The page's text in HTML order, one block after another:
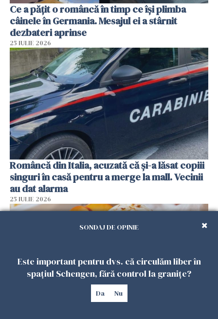
Ce a pățit o româncă în timp ce își plimba
câinele în Germania. Mesajul ei a stârnit
dezbateri aprinse
25 IULIE 2026
Româncă din Italia, acuzată că și-a lăsat copiii
singuri în casă pentru a merge la mall. Vecinii
au dat alarma
25 IULIE 2026
SONDAJ DE OPINIE
Este important pentru dvs. că circulăm liber în
spațiul Schengen, fără control la granițe?
Da Nu